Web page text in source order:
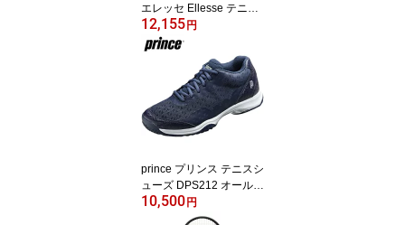
エレッセ Ellesse テニス
ウェア テニス ウェア レ
ディース ウェールストレ
ッチスカート スカート E
12,155円
prince プリンス テニスシ
ューズ DPS212 オールコ
ート用 テニス シューズ
ネイビー 紺 ワイド 幅広
10,500円